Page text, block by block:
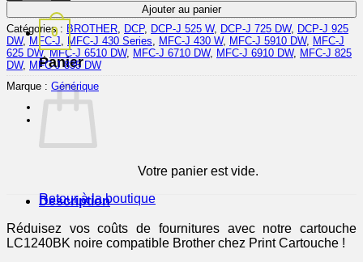
0
Panier
Votre panier est vide.
Retour à la boutique
Ajouter au panier
Catégories : BROTHER DCP, DCP-J 525 W, DCP-J 725 DW, DCP-J 925
DW, MFC-J MFC-J 430 Series MFC-J 430 W, MFC-J 5910 DW, MFC-J
625 DW,MFC-J 6510 DW, MFC-J 6710 DW, MFC-J 6910 DW, MFC-J 825
DW, MFC-J 835 DW
Marque : Générique
Description
Réduisez vos coûts de fournitures avec notre cartouche
LC1240BK noire compatible Brother chez Print Cartouche !